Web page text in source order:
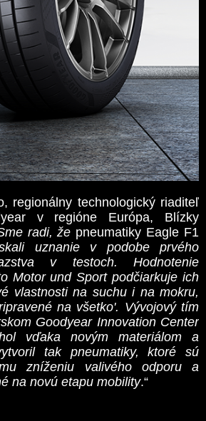
regionálny technologický riaditeľ
v regióne Európa, Blízky
radi, že pneumatiky Eagle F1
uznanie v podobe prvého
v testoch. Hodnotenie
Motor und Sport podčiarkuje ich
vlastnosti na suchu i na mokru,
na všetko'. Vývojový tím
Goodyear Innovation Center
vďaka novým materiálom a
tak pneumatiky, ktoré sú
zníženiu valivého odporu a
na novú etapu mobility.“